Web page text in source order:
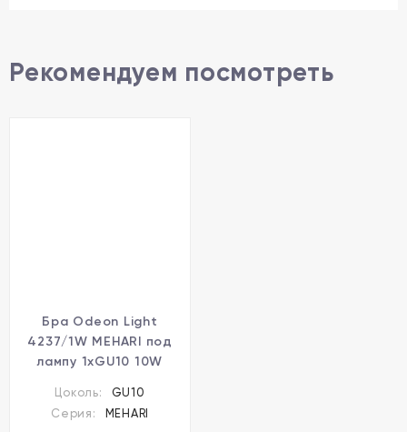
Рекомендуем посмотреть
Бра Odeon Light
4237/1W MEHARI под
лампу 1xGU10 10W
Цоколь:
GU10
Серия:
MEHARI